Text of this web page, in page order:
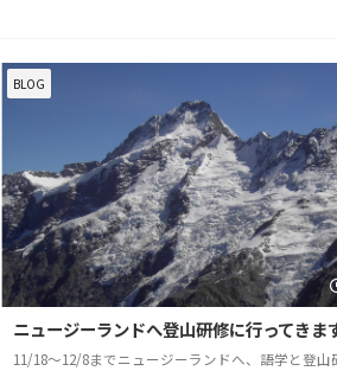
BLOG
ニュージーランドへ登山研修に行ってきま
11/18～12/8までニュージーランドへ、語学と登山